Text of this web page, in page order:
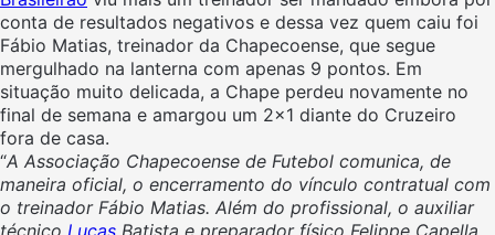
conta de resultados negativos e dessa vez quem caiu foi
Fábio Matias, treinador da Chapecoense, que segue
mergulhado na lanterna com apenas 9 pontos. Em
situação muito delicada, a Chape perdeu novamente no
final de semana e amargou um 2×1 diante do Cruzeiro
fora de casa.
“A Associação Chapecoense de Futebol comunica, de
maneira oficial, o encerramento do vínculo contratual com
o treinador Fábio Matias. Além do profissional, o auxiliar
técnico Lucas Batista e preparador físico Felippe Capella